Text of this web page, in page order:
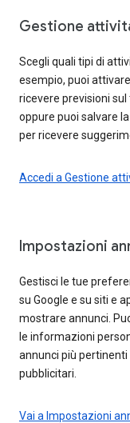
Gestione
Scegli quali tipi di
esempio, puoi
ricevere previsioni
oppure puoi salvare
per ricevere
Accedi a Gestione
Impostazioni
Gestisci le tue
su Google e su siti e
mostrare annunci.
le informazioni
annunci più
pubblicitari.
Vai a Impostazioni